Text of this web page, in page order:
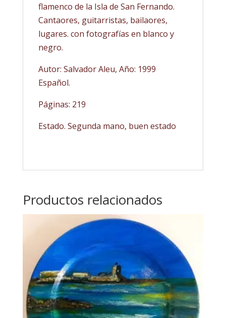
flamenco de la Isla de San Fernando.
Cantaores, guitarristas, bailaores,
lugares. con fotografías en blanco y
negro.
Autor: Salvador Aleu, Año: 1999
Español.
Páginas: 219
Estado. Segunda mano, buen estado
Productos relacionados